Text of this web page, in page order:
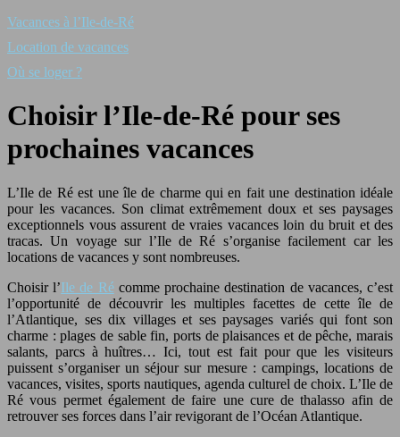
Vacances à l’Ile-de-Ré
Location de vacances
Où se loger ?
Choisir l’Ile-de-Ré pour ses
prochaines vacances
L’Ile de Ré est une île de charme qui en fait une destination idéale
pour les vacances. Son climat extrêmement doux et ses paysages
exceptionnels vous assurent de vraies vacances loin du bruit et des
tracas. Un voyage sur l’Ile de Ré s’organise facilement car les
locations de vacances y sont nombreuses.
Choisir l’Ile de Récomme prochaine destination de vacances, c’est
l’opportunité de découvrir les multiples facettes de cette île de
l’Atlantique, ses dix villages et ses paysages variés qui font son
charme : plages de sable fin, ports de plaisances et de pêche, marais
salants, parcs à huîtres… Ici, tout est fait pour que les visiteurs
puissent s’organiser un séjour sur mesure : campings, locations de
vacances, visites, sports nautiques, agenda culturel de choix. L’Ile de
Ré vous permet également de faire une cure de thalasso afin de
retrouver ses forces dans l’air revigorant de l’Océan Atlantique.